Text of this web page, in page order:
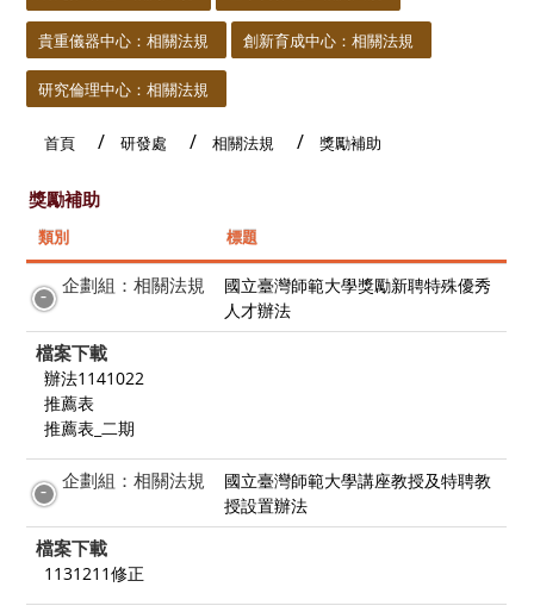
貴重儀器中心：相關法規 創新育成中心：相關法規
研究倫理中心：相關法規
首頁 研發處 相關法規 獎勵補助
獎勵補助
類別 標題
企劃組：相關法規
國立臺灣師範大學獎勵新聘特殊優秀
人才辦法
檔案下載
辦法1141022
推薦表
推薦表_二期
企劃組：相關法規
國立臺灣師範大學講座教授及特聘教
授設置辦法
檔案下載
1131211修正